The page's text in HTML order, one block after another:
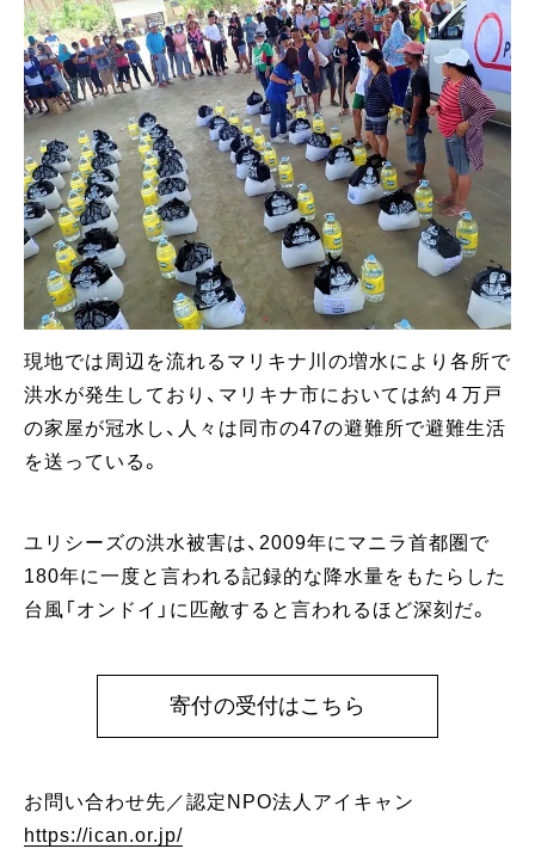
現地では周辺を流れるマリキナ川の増水により各所で
洪水が発生しており、マリキナ市においては約４万戸
の家屋が冠水し、人々は同市の47の避難所で避難生活
を送っている。
ユリシーズの洪水被害は、2009年にマニラ首都圏で
180年に一度と言われる記録的な降水量をもたらした
台風「オンドイ」に匹敵すると言われるほど深刻だ。
寄付の受付はこちら
お問い合わせ先／認定NPO法人アイキャン
https://ican.or.jp/